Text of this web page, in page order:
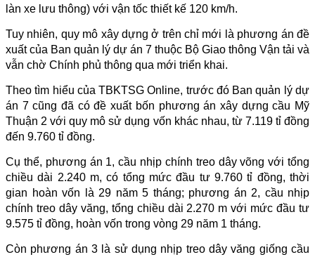
làn xe lưu thông) với vận tốc thiết kế 120 km/h.
Tuy nhiên, quy mô xây dựng ở trên chỉ mới là phương án đề
xuất của Ban quản lý dự án 7 thuộc Bộ Giao thông Vận tải và
vẫn chờ Chính phủ thông qua mới triển khai.
Theo tìm hiểu của TBKTSG Online, trước đó Ban quản lý dự
án 7 cũng đã có đề xuất bốn phương án xây dựng cầu Mỹ
Thuận 2 với quy mô sử dụng vốn khác nhau, từ 7.119 tỉ đồng
đến 9.760 tỉ đồng.
Cụ thể, phương án 1, cầu nhịp chính treo dây võng với tổng
chiều dài 2.240 m, có tổng mức đầu tư 9.760 tỉ đồng, thời
gian hoàn vốn là 29 năm 5 tháng; phương án 2, cầu nhịp
chính treo dây văng, tổng chiều dài 2.270 m với mức đầu tư
9.575 tỉ đồng, hoàn vốn trong vòng 29 năm 1 tháng.
Còn phương án 3 là sử dụng nhịp treo dây văng giống cầu